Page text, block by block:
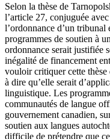
Selon la thèse de
l’article 27, conjuguée
l’ordonnance d’un
programmes de soutien à
ordonnance serait justifiée
inégalité de financement
vouloir critiquer cette
à dire qu’elle serait
linguistique. Les
communautés de langue
gouvernement canadien,
soutien aux langues
difficile de prétendre que